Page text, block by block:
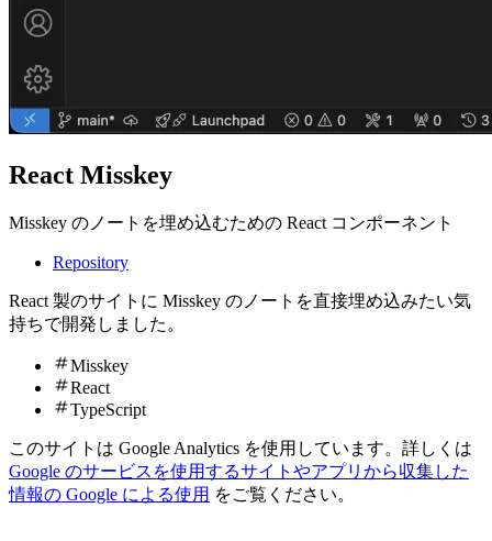
React Misskey
Misskey のノートを埋め込むための React コンポーネント
Repository
React 製のサイトに Misskey のノートを直接埋め込みたい気
持ちで開発しました。
Misskey
React
TypeScript
このサイトは Google Analytics を使用しています。詳しくは
Google のサービスを使用するサイトやアプリから収集した
情報の Google による使用 をご覧ください。